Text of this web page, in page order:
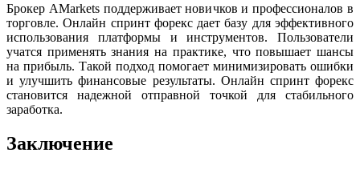
Брокер AMarkets поддерживает новичков и профессионалов в
торговле. Онлайн спринт форекс дает базу для эффективного
использования платформы и инструментов. Пользователи
учатся применять знания на практике, что повышает шансы
на прибыль. Такой подход помогает минимизировать ошибки
и улучшить финансовые результаты. Онлайн спринт форекс
становится надежной отправной точкой для стабильного
заработка.
Заключение